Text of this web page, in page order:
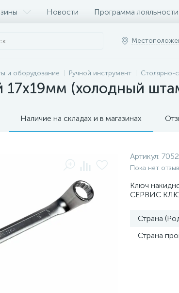
Новости Программа лояльности
и оборудование Ручной инструмент Столярно-
17х19мм (холодный
Наличие на складах и в магазинах
Артикул:
Пока нет
Ключ
СЕРВИС
Страна
Страна